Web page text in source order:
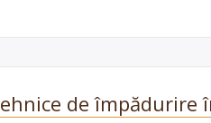
de împădurire